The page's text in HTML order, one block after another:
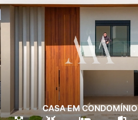
CASA EM CONDOMÍNIO